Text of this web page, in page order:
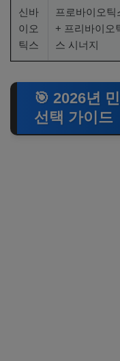
신바
이오
틱스
프로바이오틱
+ 프리바이오
스 시너지
🎯 2026년
선택 가이드